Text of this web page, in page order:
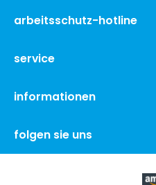
arbeitsschutz-hotline
service
informationen
folgen sie uns